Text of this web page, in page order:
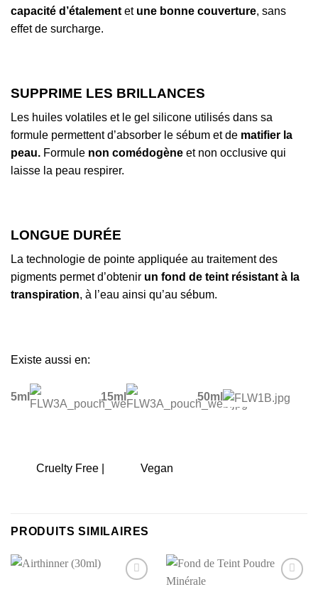
capacité d’étalement et une bonne couverture, sans
effet de surcharge.
SUPPRIME LES BRILLANCES
Les huiles volatiles et le gel silicone utilisés dans sa
formule permettent d’absorber le sébum et de matifier la
peau. Formule non comédogène et non occlusive qui
laisse la peau respirer.
LONGUE DURÉE
La technologie de pointe appliquée au traitement des
pigments permet d’obtenir un fond de teint résistant à la
transpiration, à l’eau ainsi qu’au sébum.
Existe aussi en:
5ml 15ml 50ml
Cruelty Free | Vegan
PRODUITS SIMILAIRES